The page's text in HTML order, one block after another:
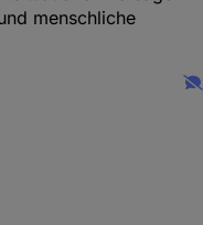
menschliche